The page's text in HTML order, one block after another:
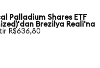
Palladium Shares ETF
Brezilya Reali'na
R$636,80